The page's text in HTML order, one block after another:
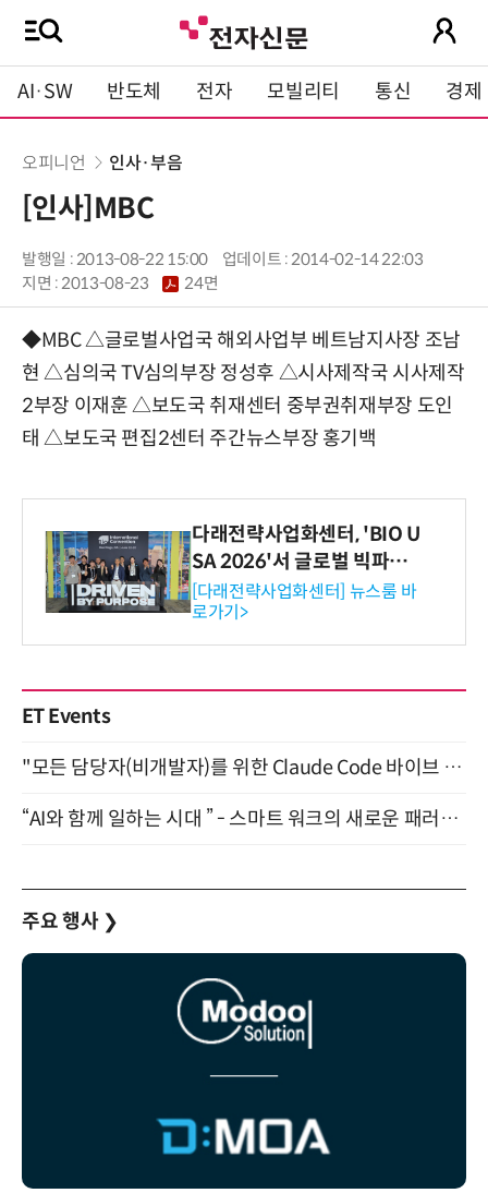
AI·SW 반도체 전자 모빌리티 통신 경제
오피니언 인사·부음
[인사]MBC
발행일 : 2013-08-22 15:00
업데이트 : 2014-02-14 22:03
지면 :2013-08-23 24면
◆MBC △글로벌사업국 해외사업부 베트남지사장 조남
현 △심의국 TV심의부장 정성후 △시사제작국 시사제작
2부장 이재훈 △보도국 취재센터 중부권취재부장 도인
태 △보도국 편집2센터 주간뉴스부장 홍기백
다래전략사업화센터, 'BIO U
SA 2026'서 글로벌 빅파마
와의 비즈니스 미팅 지원…K
-바이오 해외 진출 교두보 확
보
[다래전략사업화센터] 뉴스룸 바
로가기>
ET Events
"모든 담당자(비개발자)를 위한 Claude Code 바이브 코딩 2-day 부트캠프" 9월 16~17일 개최
“AI와 함께 일하는 시대 ” - 스마트 워크의 새로운 패러다임 (9/11)
주요 행사 ❯